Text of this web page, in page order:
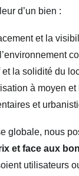
d’un bien :
et la
et la solidité du
à moyen et
et
globale, nous
et face aux
utilisateurs